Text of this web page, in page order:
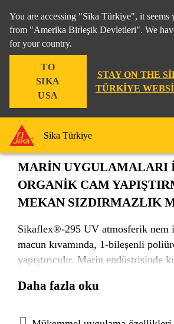
You are accessing "Sika Türkiye", it seems
from "Amerika Birleşik Devletleri". We
for your country.
TO
SIKA
USA
STAY ON THE
TÜRKIYE
Sika Türkiye
Sikaflex®-
MARİN UYGULAMALARI
ORGANİK CAM
MEKAN SIZDIRMAZLIK
Sikaflex®-295 UV atmosferik nem
macun kıvamında, 1-bileşenli
yapıştırıcıdır. Marin endüstrisinde
sızıdırmazlık uygulamaları için
Daha fazla oku